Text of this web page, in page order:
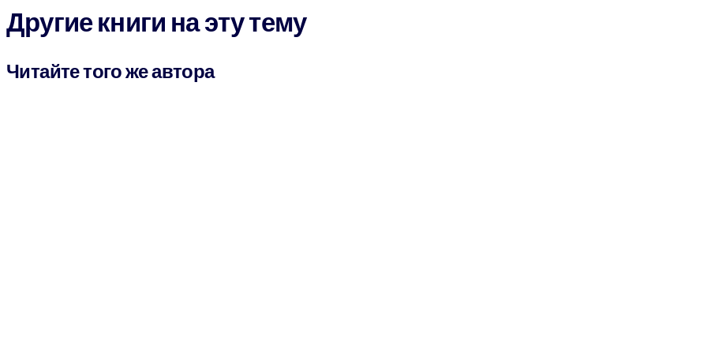
Другие книги на эту тему
Читайте того же автора